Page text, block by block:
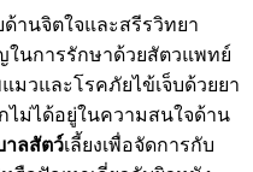
านจิตใจและสรีรวิทยา
นการรักษาด้วยสัตวแพทย์
วและโรคภัยไข้เจ็บด้วยยา
ไม่ได้อยู่ในความสนใจด้าน
าลสัตว์เลี้ยงเพื่อจัดการกับ